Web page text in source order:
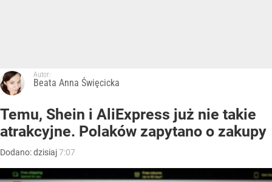
Autor:
Beata Anna Święcicka
Temu, Shein i AliExpress już nie takie
atrakcyjne. Polaków zapytano o zakupy
Dodano:dzisiaj7:07